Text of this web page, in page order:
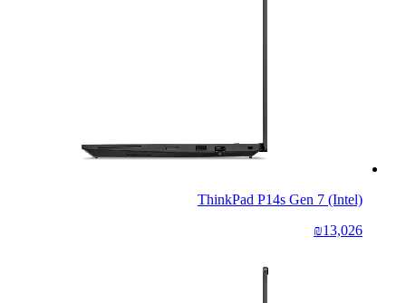
ThinkPad P14s Gen 7 (Intel)
₪13,026